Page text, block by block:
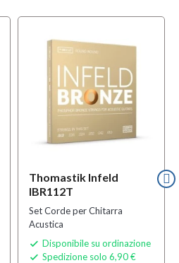
Thomastik Infeld
IBR112T
Set Corde per Chitarra
Acustica
 Disponibile su ordinazione
 Spedizione solo 6,90 €